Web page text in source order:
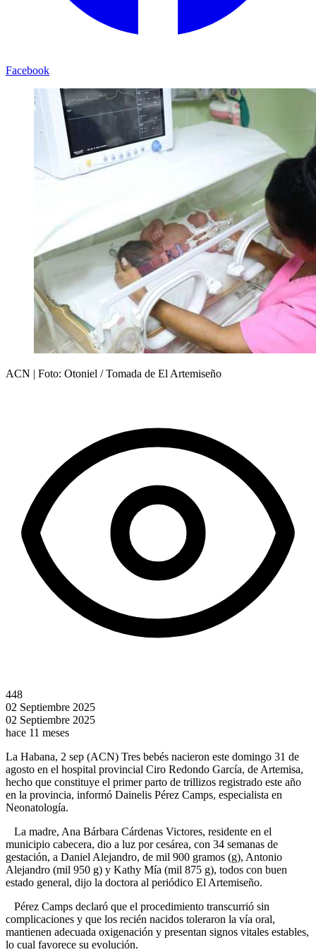
Facebook
ACN | Foto: Otoniel / Tomada de El Artemiseño
448
02 Septiembre 2025
02 Septiembre 2025
hace 11 meses
La Habana, 2 sep (ACN) Tres bebés nacieron este domingo 31 de
agosto en el hospital provincial Ciro Redondo García, de Artemisa,
hecho que constituye el primer parto de trillizos registrado este año
en la provincia, informó Dainelis Pérez Camps, especialista en
Neonatología.
La madre, Ana Bárbara Cárdenas Victores, residente en el
municipio cabecera, dio a luz por cesárea, con 34 semanas de
gestación, a Daniel Alejandro, de mil 900 gramos (g), Antonio
Alejandro (mil 950 g) y Kathy Mía (mil 875 g), todos con buen
estado general, dijo la doctora al periódico El Artemiseño.
Pérez Camps declaró que el procedimiento transcurrió sin
complicaciones y que los recién nacidos toleraron la vía oral,
mantienen adecuada oxigenación y presentan signos vitales estables,
lo cual favorece su evolución.